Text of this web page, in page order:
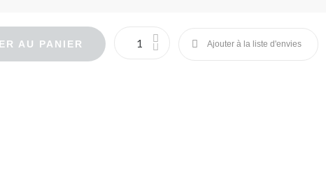
AU PANIER